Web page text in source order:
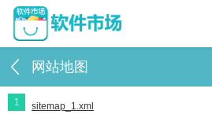
网站地图
1 sitemap_1.xml